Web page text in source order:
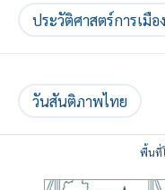
ประวัติศาสตร์การเมือง
วันสันติภาพไทย
พื้นที่